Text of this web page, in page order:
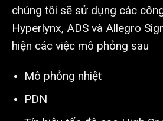
chúng tôi sẽ sử dụng các
Hyperlynx, ADS và Allegro
hiện các việc mô phỏng sau
Mô phỏng nhiệt
PDN